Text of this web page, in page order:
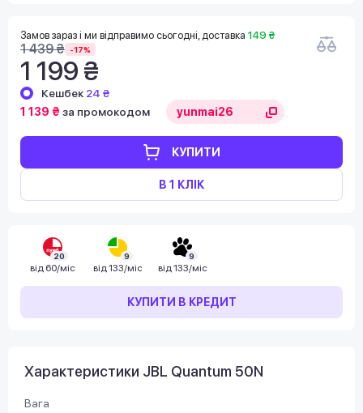
Замов зараз і ми відправимо сьогодні, доставка 149 ₴
1 439 ₴ -17%
1 199 ₴
КУПИТИ
В 1 КЛІК
Кешбек 24 ₴
1 139 ₴ за промокодом
20
від 60/міс
9
від 133/міс
9
від 133/міс
КУПИТИ В КРЕДИТ
Характеристики JBL Quantum 50N
Вага